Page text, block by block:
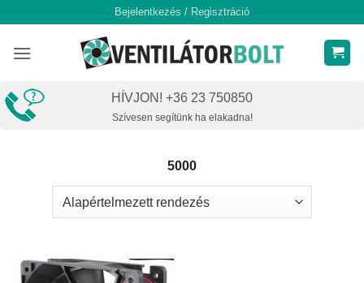
content
Bejelentkezés / Regisztráció
HÍVJON! +36 23 750850
Szívesen segítünk ha elakadna!
5000